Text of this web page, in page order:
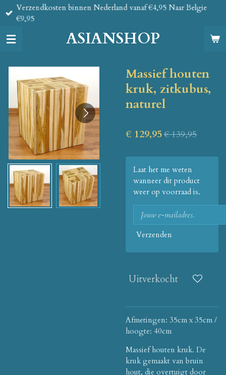
Ga
direct
de
ASIANSHOP
Verzendkosten binnen Nederland vanaf €4,95 Naar Belgie
€9,95
Massief houten
kruk, zitkubus,
naturel
€ 129,95€ 139,95
Laat het me weten
wanneer dit product
weer op voorraad is.
Verzenden
Uitverkocht
Afmetingen: 35cm x 35cm /
hoogte: 40cm
Massief houten kruk. De
kruk gemaakt van bruin
hout, die overtuigt door